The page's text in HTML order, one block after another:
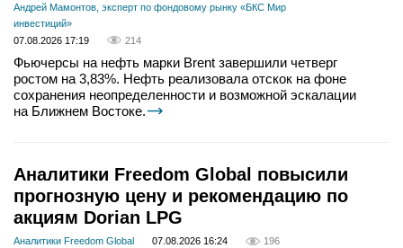
Андрей Мамонтов, эксперт по фондовому рынку «БКС Мир
инвестиций»
07.08.2026 17:19
214
Фьючерсы на нефть марки Brent завершили четверг
ростом на 3,83%. Нефть реализовала отскок на фоне
сохранения неопределенности и возможной эскалации
на Ближнем Востоке.
Аналитики Freedom Global повысили
прогнозную цену и рекомендацию по
акциям Dorian LPG
Аналитики Freedom Global 07.08.2026 16:24 196